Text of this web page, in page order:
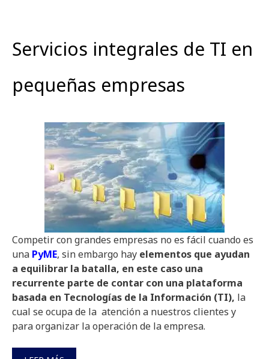
Servicios integrales de TI en
pequeñas empresas
Competir con grandes empresas no es fácil cuando es
una PyME, sin embargo hay elementos que ayudan
a equilibrar la batalla, en este caso una
recurrente parte de contar con una plataforma
basada en Tecnologías de la Información (TI), la
cual se ocupa de la atención a nuestros clientes y
para organizar la operación de la empresa.